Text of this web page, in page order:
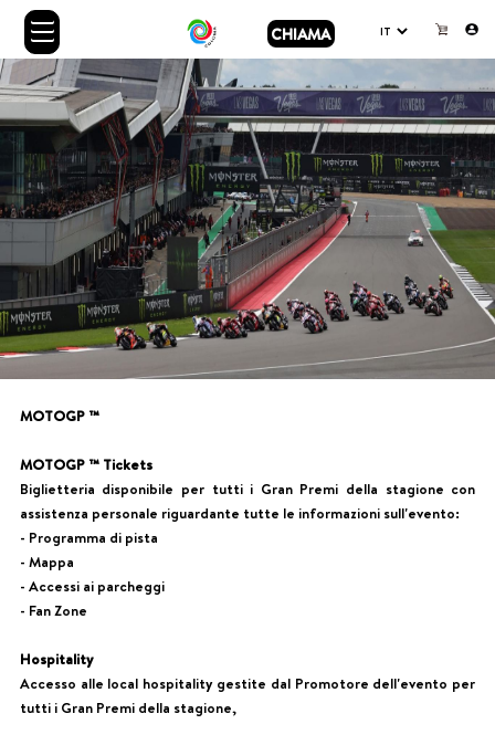
CHIAMA
MOTOGP ™
MOTOGP ™ Tickets
Biglietteria disponibile per tutti i Gran Premi della stagione con
assistenza personale riguardante tutte le informazioni sull'evento:
- Programma di pista
- Mappa
- Accessi ai parcheggi
- Fan Zone
Hospitality
Accesso alle local hospitality gestite dal Promotore dell'evento per
tutti i Gran Premi della stagione,